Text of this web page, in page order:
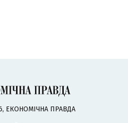
ЕКОНОМІЧНА ПРАВДА